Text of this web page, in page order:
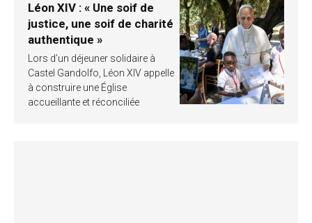
Léon XIV : « Une soif de
justice, une soif de charité
authentique »
Lors d’un déjeuner solidaire à
Castel Gandolfo, Léon XIV appelle
à construire une Église
accueillante et réconciliée